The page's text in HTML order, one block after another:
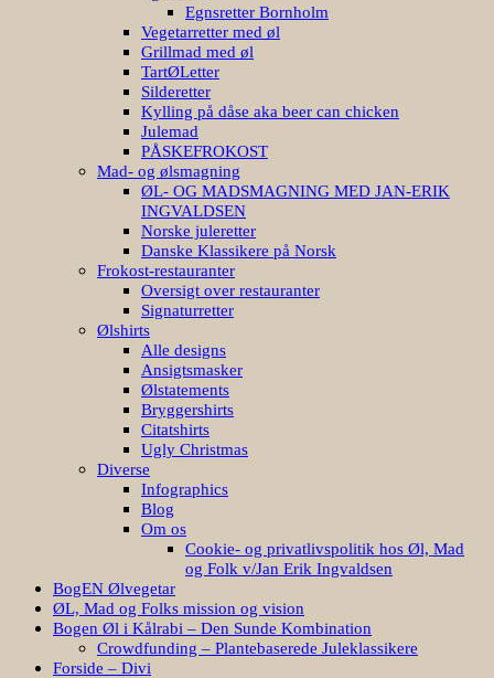
Egnsretter Bornholm
Vegetarretter med øl
Grillmad med øl
TartØLetter
Silderetter
Kylling på dåse aka beer can chicken
Julemad
PÅSKEFROKOST
Mad- og ølsmagning
ØL- OG MADSMAGNING MED JAN-ERIK
INGVALDSEN
Norske juleretter
Danske Klassikere på Norsk
Frokost-restauranter
Oversigt over restauranter
Signaturretter
Ølshirts
Alle designs
Ansigtsmasker
Ølstatements
Bryggershirts
Citatshirts
Ugly Christmas
Diverse
Infographics
Blog
Om os
Cookie- og privatlivspolitik hos Øl, Mad
og Folk v/Jan Erik Ingvaldsen
BogEN Ølvegetar
ØL, Mad og Folks mission og vision
Bogen Øl i Kålrabi – Den Sunde Kombination
Crowdfunding – Plantebaserede Juleklassikere
Forside – Divi